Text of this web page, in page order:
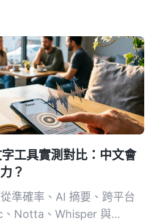
工具實測對比：中文會
？
準確率、AI 摘要、跨平台
、Notta、Whisper 與